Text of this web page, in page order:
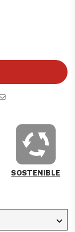
SOSTENIBLE